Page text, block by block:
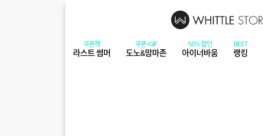
라스트 썸머 도노&맘마존 아이너바움 랭킹